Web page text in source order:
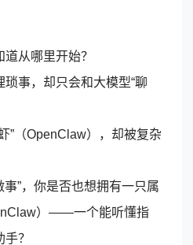
从哪里开始？
事，却只会和大模型“聊
”（OpenClaw），却被复杂
事”，你是否也想拥有一只属
）——一个能听懂指
？